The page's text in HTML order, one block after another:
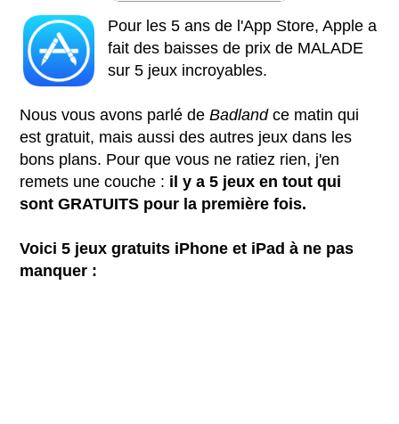
Pour les 5 ans de l'App Store, Apple a
fait des baisses de prix de MALADE
sur 5 jeux incroyables.
Nous vous avons parlé deBadlandce matin qui
est gratuit, mais aussi des autres jeux dans les
bons plans. Pour que vous ne ratiez rien, j'en
remets une couche : il y a 5 jeux en tout qui
sont GRATUITS pour la première fois.
Voici 5 jeux gratuits iPhone et iPad à ne pas
manquer :